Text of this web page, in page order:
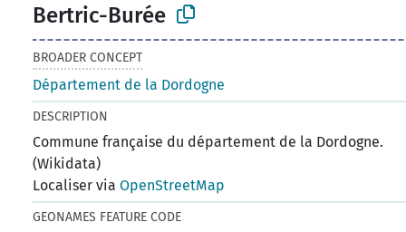
Bertric-Burée
BROADER CONCEPT
Département de la Dordogne
DESCRIPTION
Commune française du département de la Dordogne.
(Wikidata)
Localiser viaOpenStreetMap
GEONAMES FEATURE CODE